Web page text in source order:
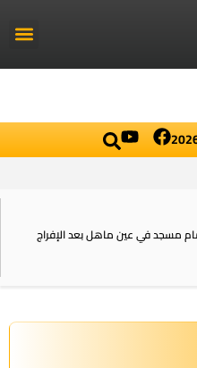
مسجد في عين ماهل بعد الإفراج